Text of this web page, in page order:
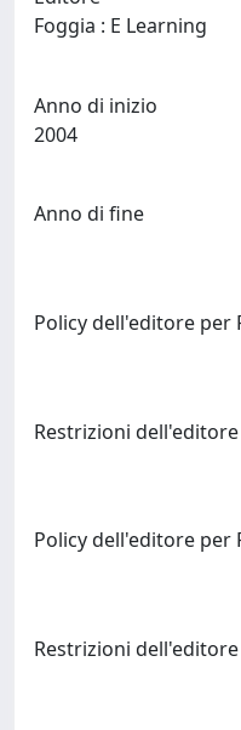
Anno di inizio
Anno di fine
Policy dell'editore per
Restrizioni dell'editore
Policy dell'editore per
Restrizioni dell'editore